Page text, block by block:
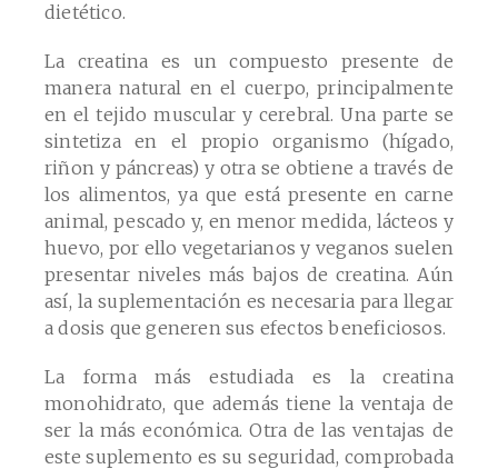
dietético.
La creatina es un compuesto presente de
manera natural en el cuerpo, principalmente
en el tejido muscular y cerebral. Una parte se
sintetiza en el propio organismo (hígado,
riñon y páncreas) y otra se obtiene a través de
los alimentos, ya que está presente en carne
animal, pescado y, en menor medida, lácteos y
huevo, por ello vegetarianos y veganos suelen
presentar niveles más bajos de creatina. Aún
así, la suplementación es necesaria para llegar
a dosis que generen sus efectos beneficiosos.
La forma más estudiada es la creatina
monohidrato, que además tiene la ventaja de
ser la más económica. Otra de las ventajas de
este suplemento es su seguridad, comprobada